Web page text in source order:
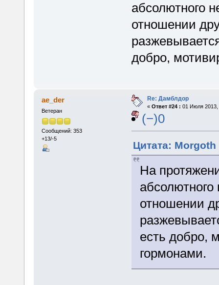
абсолютного
отношении
добро,
ae_der
Ветеран
Сообщений: 353
+13/-5
Re: Дамблдор
« Ответ #24 : 01 Июля 2013,
(−)0
Цитата:
На
отношении
есть добро,
гормонами.